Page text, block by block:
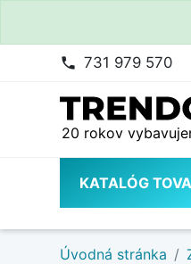
phone 731 979 570
20 rokov
KATALÓG
Úvodná stránka